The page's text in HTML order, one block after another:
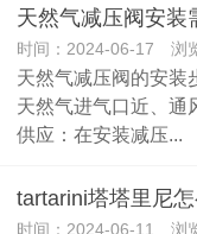
天然气减压阀安装
时间：2024-06-17 浏
天然气减压阀的安装
天然气进气口近、通
供应：在安装减压...
tartarini塔塔里尼
时间：2024-06-11 浏